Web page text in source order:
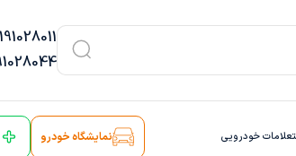
91028011
خودرویی نمایشگاه خودرو